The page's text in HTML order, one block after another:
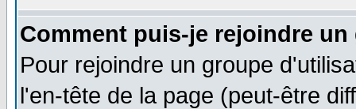
Comment puis-je rejoindre
Pour rejoindre un groupe
l'en-tête de la page (peut-être